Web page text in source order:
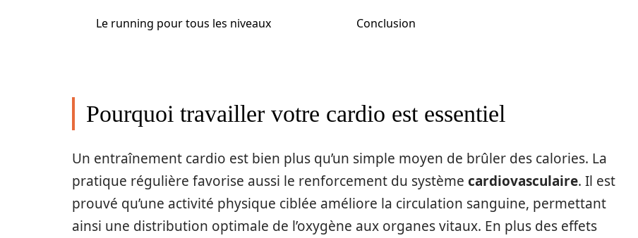
Le running pour tous les niveaux Conclusion
Pourquoi travailler votre cardio est essentiel
Un entraînement cardio est bien plus qu’un simple moyen de brûler des calories. La
pratique régulière favorise aussi le renforcement du système cardiovasculaire. Il est
prouvé qu’une activité physique ciblée améliore la circulation sanguine, permettant
ainsi une distribution optimale de l’oxygène aux organes vitaux. En plus des effets